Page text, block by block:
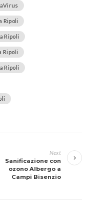
Ripoli
Ripoli
Ripoli
Ripoli
Next
Sanificazione con
ozono Albergo a
Campi Bisenzio